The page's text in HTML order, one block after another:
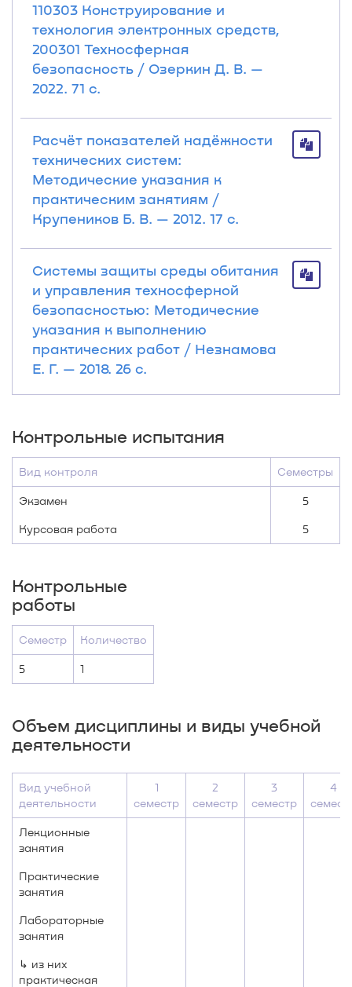
110303 Конструирование и
технология электронных средств,
200301 Техносферная
безопасность / Озеркин Д. В. —
2022. 71 с.
Расчёт показателей надёжности
технических систем:
Методические указания к
практическим занятиям /
Крупеников Б. В. — 2012. 17 с.
Системы защиты среды обитания
и управления техносферной
безопасностью: Методические
указания к выполнению
практических работ / Незнамова
Е. Г. — 2018. 26 с.
Контрольные испытания
Вид контроля Семестры
Экзамен 5
Курсовая работа 5
Контрольные
работы
Семестр Количество
5 1
Объем дисциплины и виды учебной
деятельности
Вид учебной
деятельности
1
семестр
2
семестр
3
семестр
4
Лекционные
занятия
Практические
занятия
Лабораторные
занятия
↳ из них
практическая